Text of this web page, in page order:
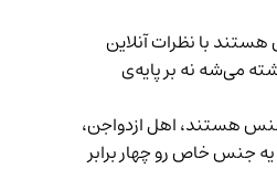
با نظرات آنلاین
می‌شه نه بر پایه‌ی
هستند، اهل ازدواجن،
نسبت به بقیه بیشتر خرید می‌کنن و یه جنس خاص رو چهار برابر